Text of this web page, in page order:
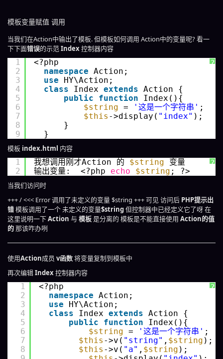
模板变量赋值 调用
当我们在Action中输出了模板. 但模板如何调用 Action中的变量呢? 看一
下下面错误的示范Index控制器内容
?
1
2
3
4
5
6
7
8
9
<?php
namespace Action;
use
HY\Action;
class
Index extends Action {
public
function
Index(){
$string = '这是一个字符串' ;
$this ->display( "index" );
}
}
模板 index.html 内容
?
1
2
我想调用刚才Action 的 $string
变量
输出变量:  <?php echo $string ; ?>
当我们访问时
+++ / <<< Error 调用了未定义的变量 $string +++ 可见 访问后 PHP提示出
错模板调用了一个 未定义的变量$string但控制器中已经定义它了呀 在
这里说明一下Action 与 模板是分离的 模板是不能直接使用 Action的值
的那该咋办咧
使用Action成员 v函数将变量复制到模板中
再次编辑Index 控制器内容
?
1
2
3
4
5
6
7
8
<?php
namespace Action;
use
HY\Action;
class
Index extends Action {
public
function
Index(){
$string = '这是一个字符串' ;
$this ->v( "string" , $string );
$this ->v( "a" , $string );